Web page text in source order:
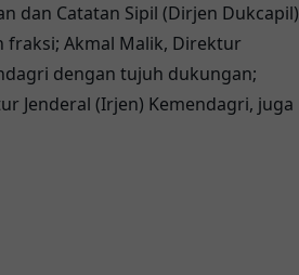
dan Catatan Sipil (Dirjen Dukcapil)
fraksi; Akmal Malik, Direktur
dengan tujuh dukungan;
Jenderal (Irjen) Kemendagri, juga